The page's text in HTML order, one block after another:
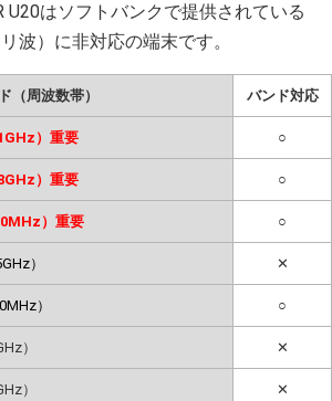
U20はソフトバンクで提供されている
波）に非対応の端末です。
（周波数帯） バンド対応
）重要 ○
）重要 ○
）重要 ○
） ✕
） ○
） ✕
） ✕